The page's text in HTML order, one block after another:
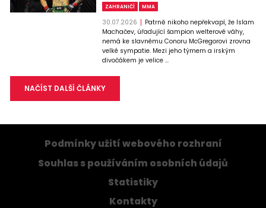
ZAHRANIČÍ MMA
30.07.2026
Patrně nikoho nepřekvapí, že Islam
Machačev, úřadující šampion welterové váhy,
nemá ke slavnému Conoru McGregorovi zrovna
velké sympatie. Mezi jeho týmem a irským
divočákem je velice ...
NAČÍST DALŠÍ ČLÁNKY
Podmínky užití webového rozhraní
Souhlas s používáním osobních údajů
Statistiky
Kontakty